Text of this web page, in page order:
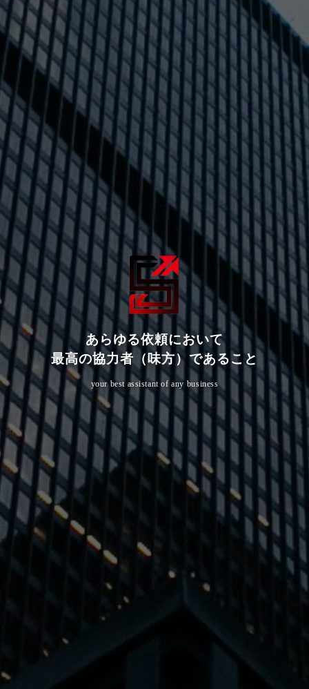
あらゆる依頼において
最高の協力者（味方）であること
your best assistant of any business